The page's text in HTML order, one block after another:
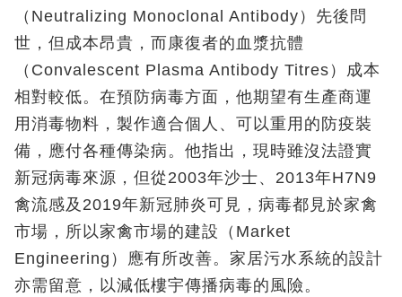
（Neutralizing Monoclonal Antibody）先後問
世，但成本昂貴，而康復者的血漿抗體
（Convalescent Plasma Antibody Titres）成本
相對較低。在預防病毒方面，他期望有生產商運
用消毒物料，製作適合個人、可以重用的防疫裝
備，應付各種傳染病。他指出，現時雖沒法證實
新冠病毒來源，但從2003年沙士、2013年H7N9
禽流感及2019年新冠肺炎可見，病毒都見於家禽
市場，所以家禽市場的建設（Market
Engineering）應有所改善。家居污水系統的設計
亦需留意，以減低樓宇傳播病毒的風險。